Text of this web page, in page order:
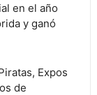
en el año
y ganó
Expos
de